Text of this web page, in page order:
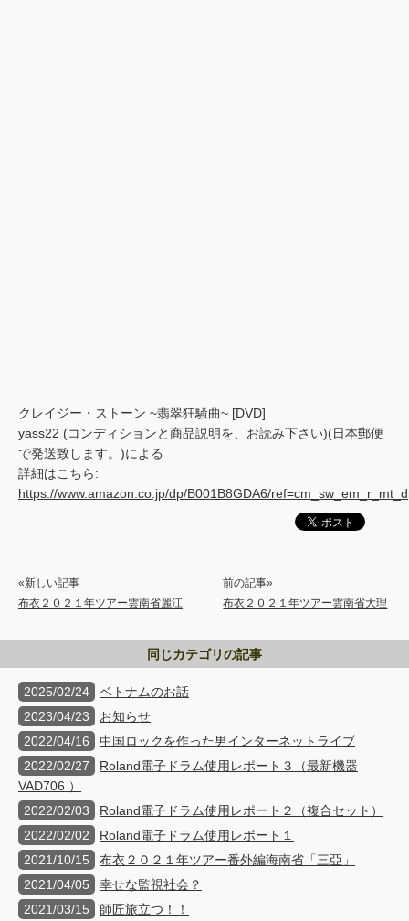
クレイジー・ストーン ~翡翠狂騒曲~ [DVD]
yass22 (コンディションと商品説明を、お読み下さい)(日本郵便
で発送致します。)による
詳細はこちら:
https://www.amazon.co.jp/dp/B001B8GDA6/
«新しい記事
布衣２０２１年ツアー雲南省麗江
前の記事»
布衣２０２１年ツアー雲南省大理
同じカテゴリの記事
2025/02/24
ベトナムのお話
2023/04/23
お知らせ
2022/04/16
中国ロックを作った男インターネットライブ
2022/02/27
Roland電子ドラム使用レポート３（最新機器
VAD706 ）
2022/02/03
Roland電子ドラム使用レポート２（複合セット）
2022/02/02
Roland電子ドラム使用レポート１
2021/10/15
布衣２０２１年ツアー番外編海南省「三亞」
2021/04/05
幸せな監視社会？
2021/03/15
師匠旅立つ！！